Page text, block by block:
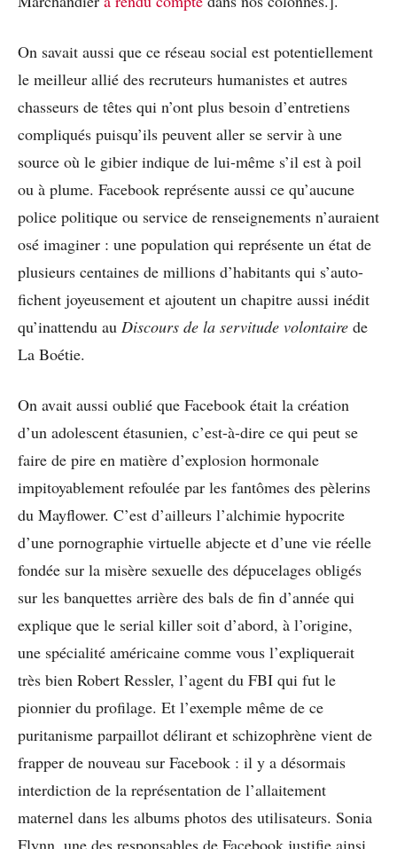
On savait aussi que ce réseau social est potentiellement
le meilleur allié des recruteurs humanistes et autres
chasseurs de têtes qui n’ont plus besoin d’entretiens
compliqués puisqu’ils peuvent aller se servir à une
source où le gibier indique de lui-même s’il est à poil
ou à plume. Facebook représente aussi ce qu’aucune
police politique ou service de renseignements n’auraient
osé imaginer : une population qui représente un état de
plusieurs centaines de millions d’habitants qui s’auto-
fichent joyeusement et ajoutent un chapitre aussi inédit
qu’inattendu au Discours de la servitude volontaire de
La Boétie.
On avait aussi oublié que Facebook était la création
d’un adolescent étasunien, c’est-à-dire ce qui peut se
faire de pire en matière d’explosion hormonale
impitoyablement refoulée par les fantômes des pèlerins
du Mayflower. C’est d’ailleurs l’alchimie hypocrite
d’une pornographie virtuelle abjecte et d’une vie réelle
fondée sur la misère sexuelle des dépucelages obligés
sur les banquettes arrière des bals de fin d’année qui
explique que le serial killer soit d’abord, à l’origine,
une spécialité américaine comme vous l’expliquerait
très bien Robert Ressler, l’agent du FBI qui fut le
pionnier du profilage. Et l’exemple même de ce
puritanisme parpaillot délirant et schizophrène vient de
frapper de nouveau sur Facebook : il y a désormais
interdiction de la représentation de l’allaitement
maternel dans les albums photos des utilisateurs. Sonia